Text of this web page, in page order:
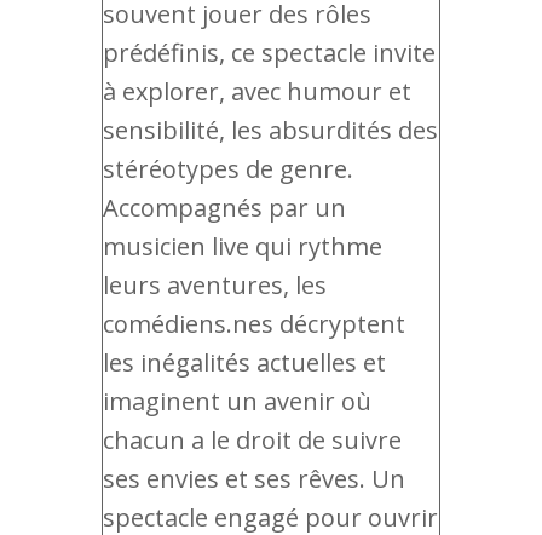
souvent jouer des rôles
prédéfinis, ce spectacle invite
à explorer, avec humour et
sensibilité, les absurdités des
stéréotypes de genre.
Accompagnés par un
musicien live qui rythme
leurs aventures, les
comédiens.nes décryptent
les inégalités actuelles et
imaginent un avenir où
chacun a le droit de suivre
ses envies et ses rêves. Un
spectacle engagé pour ouvrir